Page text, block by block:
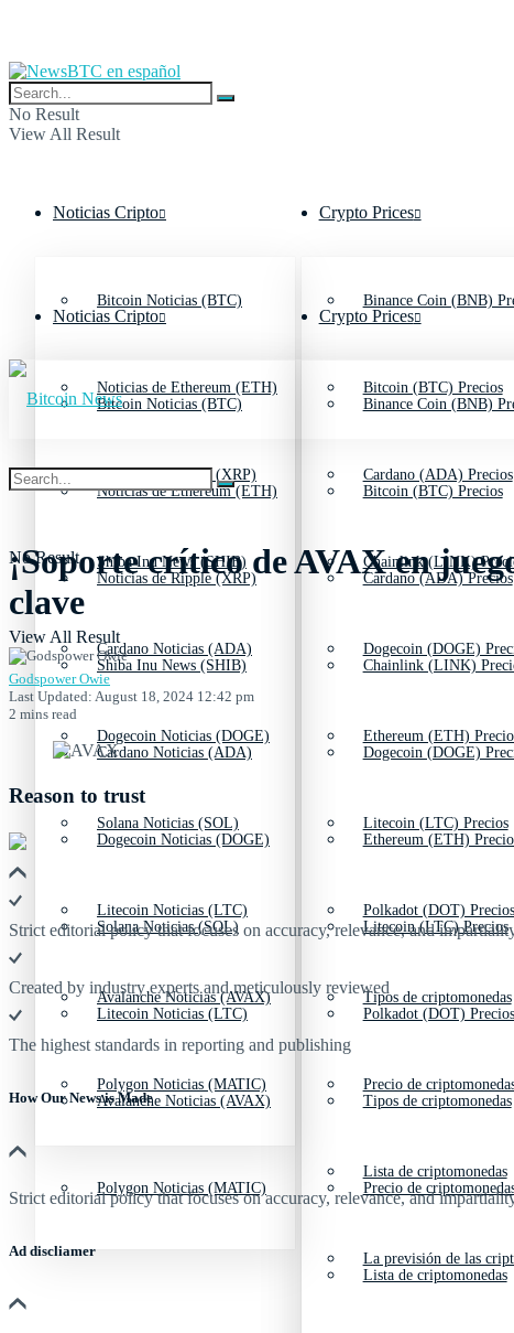
No Result
View All Result
Noticias Cripto
Bitcoin Noticias (BTC)
Noticias de Ethereum (ETH)
Noticias de Ripple (XRP)
Shiba Inu News (SHIB)
Cardano Noticias (ADA)
Dogecoin Noticias (DOGE)
Solana Noticias (SOL)
Litecoin Noticias (LTC)
Avalanche Noticias (AVAX)
Polygon Noticias (MATIC)
Crypto Prices
Binance Coin (BNB)
Bitcoin (BTC) Precios
Cardano (ADA) Precios
Chainlink (LINK)
Dogecoin (DOGE)
Ethereum (ETH)
Litecoin (LTC) Precios
Polkadot (DOT) Precios
Tipos de criptomonedas
Precio de
Lista de criptomonedas
La previsión de las
Noticias Cripto
Bitcoin Noticias (BTC)
Noticias de Ethereum (ETH)
Noticias de Ripple (XRP)
Shiba Inu News (SHIB)
Cardano Noticias (ADA)
Dogecoin Noticias (DOGE)
Solana Noticias (SOL)
Litecoin Noticias (LTC)
Avalanche Noticias (AVAX)
Polygon Noticias (MATIC)
Crypto Prices
Binance Coin (BNB)
Bitcoin (BTC) Precios
Cardano (ADA) Precios
Chainlink (LINK)
Dogecoin (DOGE)
Ethereum (ETH)
Litecoin (LTC) Precios
Polkadot (DOT) Precios
Tipos de criptomonedas
Precio de
Lista de criptomonedas
No Result
View All Result
¡Soporte crítico de AVAX en
clave
Godspower Owie
Last Updated: August 18, 2024 12:42 pm
2 mins read
Reason to trust
Strict editorial policy that focuses on accuracy, relevance, and
Created by industry experts and meticulously reviewed
The highest standards in reporting and publishing
How Our News is Made
Strict editorial policy that focuses on accuracy, relevance, and
Ad discliamer